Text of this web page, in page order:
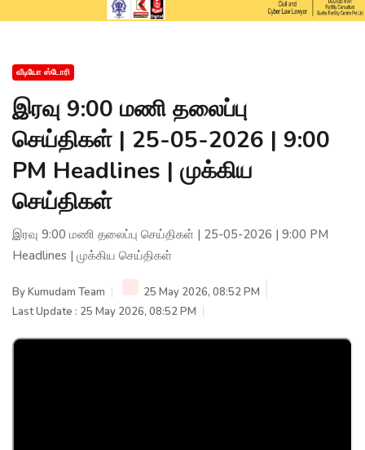
வீடியோ ஸ்டோரி
இரவு 9:00 மணி தலைப்பு
செய்திகள் | 25-05-2026 | 9:00
PM Headlines | முக்கிய
செய்திகள்
இரவு 9:00 மணி தலைப்பு செய்திகள் | 25-05-2026 | 9:00 PM
Headlines | முக்கிய செய்திகள்
ByKumudam Team
25 May 2026, 08:52 PM
Last Update : 25 May 2026, 08:52 PM